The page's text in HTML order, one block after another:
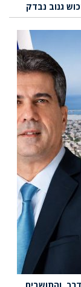
גנוב נבדק